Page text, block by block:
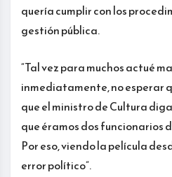
quería cumplir con los
gestión pública.
“Tal vez para muchos actué
inmediatamente, no esperar
que el ministro de Cultura
que éramos dos funcionarios
Por eso, viendo la película
error político”.